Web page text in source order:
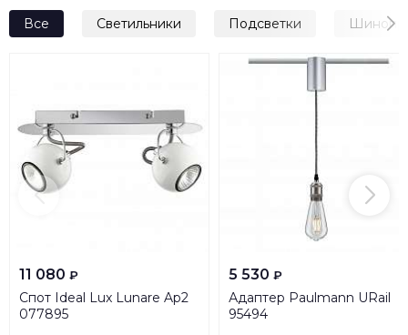
Все Светильники Подсветки
11 080 ₽
Спот Ideal Lux Lunare Ap2
077895
5 530 ₽
Адаптер Paulmann URail
95494